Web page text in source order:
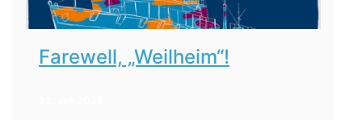
Farewell, „Weilheim“!